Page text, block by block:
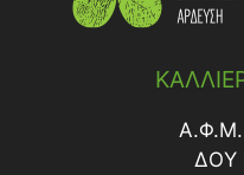
Α.Φ.Μ.
ΔΟY